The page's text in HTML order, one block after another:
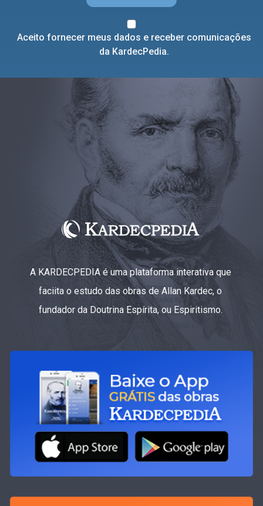
Aceito fornecer meus dados e receber comunicações
da KardecPedia.
A KARDECPEDIA é uma plataforma interativa que
faciita o estudo das obras de Allan Kardec, o
fundador da Doutrina Espírita, ou Espiritismo.